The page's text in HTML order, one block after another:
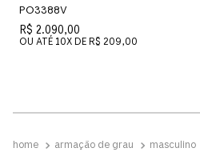
Transparente
PO3388V
R$ 2.090,00
OU ATÉ 10X DE R$ 209,00
armação de grau masculino